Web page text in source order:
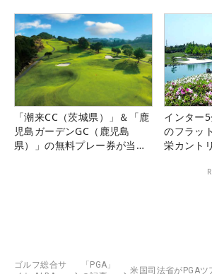
「潮来CC（茨城県）」＆「鹿
児島ガーデンGC（鹿児島
県）」の無料プレー券が当た
インター
のフラッ
栄カント
ゴルフ総合サ
「PGA」
米国司法省がPGA